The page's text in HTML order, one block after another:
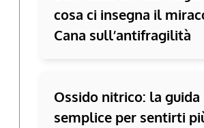
cosa ci insegna il
Cana sull’antifragilità
Ossido nitrico: la guida
semplice per sentirti